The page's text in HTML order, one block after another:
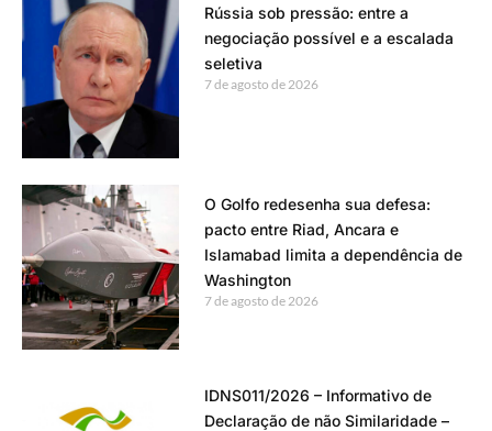
Rússia sob pressão: entre a
negociação possível e a escalada
seletiva
7 de agosto de 2026
O Golfo redesenha sua defesa:
pacto entre Riad, Ancara e
Islamabad limita a dependência de
Washington
7 de agosto de 2026
IDNS011/2026 – Informativo de
Declaração de não Similaridade –